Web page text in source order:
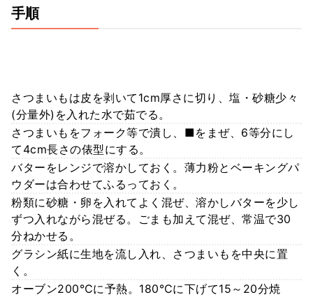
手順
さつまいもは皮を剥いて1cm厚さに切り、塩・砂糖少々
(分量外)を入れた水で茹でる。
さつまいもをフォーク等で潰し、■をまぜ、6等分にし
て4cm長さの俵型にする。
バターをレンジで溶かしておく。薄力粉とベーキングパ
ウダーは合わせてふるっておく。
粉類に砂糖・卵を入れてよく混ぜ、溶かしバターを少し
ずつ入れながら混ぜる。ごまも加えて混ぜ、常温で30
分ねかせる。
グラシン紙に生地を流し入れ、さつまいもを中央に置
く。
オーブン200℃に予熱。180℃に下げて15～20分焼